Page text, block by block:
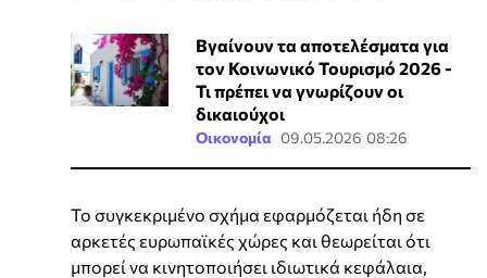
Βγαίνουν τα αποτελέσματα για
τον Κοινωνικό Τουρισμό 2026 -
Τι πρέπει να γνωρίζουν οι
δικαιούχοι
Οικονομία 09.05.2026 08:26
Το συγκεκριμένο σχήμα εφαρμόζεται ήδη σε
αρκετές ευρωπαϊκές χώρες και θεωρείται ότι
μπορεί να κινητοποιήσει ιδιωτικά κεφάλαια,